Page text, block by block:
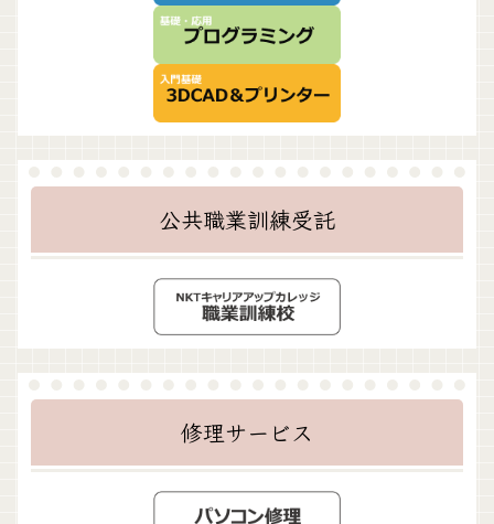
公共職業訓練受託
修理サービス